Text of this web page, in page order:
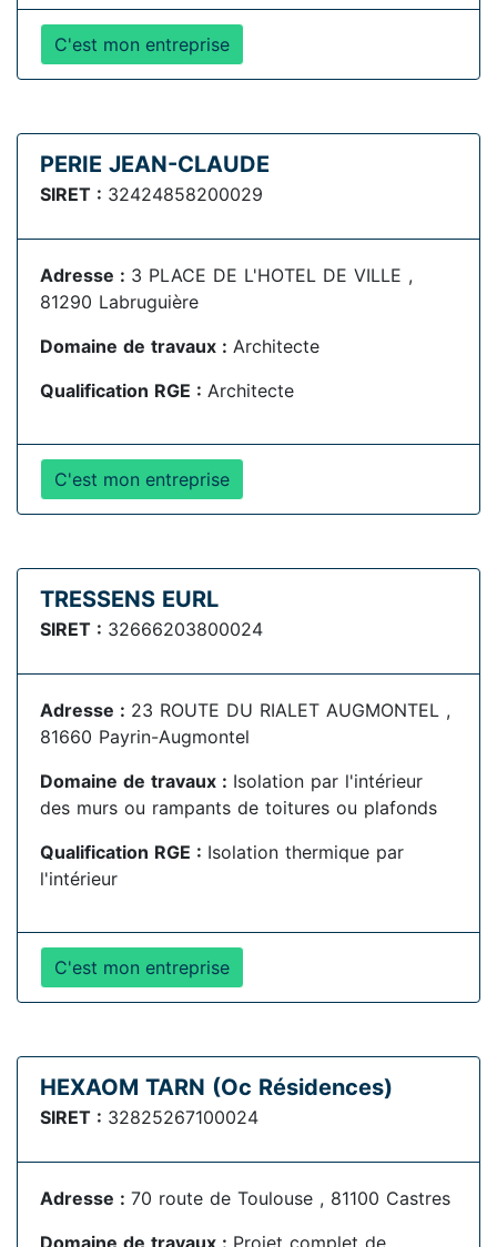
C'est mon entreprise
PERIE JEAN-CLAUDE
SIRET : 32424858200029
Adresse : 3 PLACE DE L'HOTEL DE VILLE ,
81290 Labruguière
Domaine de travaux : Architecte
Qualification RGE : Architecte
C'est mon entreprise
TRESSENS EURL
SIRET : 32666203800024
Adresse : 23 ROUTE DU RIALET AUGMONTEL ,
81660 Payrin-Augmontel
Domaine de travaux : Isolation par l'intérieur
des murs ou rampants de toitures ou plafonds
Qualification RGE : Isolation thermique par
l'intérieur
C'est mon entreprise
HEXAOM TARN (Oc Résidences)
SIRET : 32825267100024
Adresse : 70 route de Toulouse , 81100 Castres
Domaine de travaux : Projet complet de